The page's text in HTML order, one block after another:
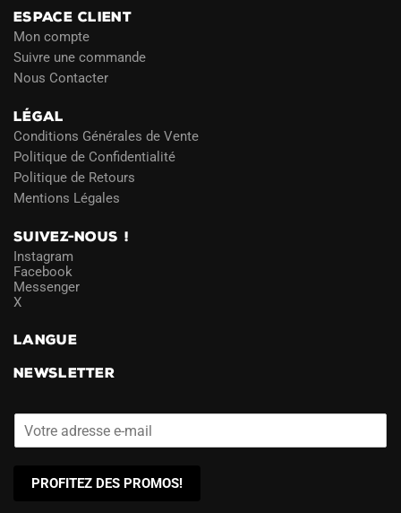
ESPACE CLIENT
Mon compte
Suivre une commande
Nous Contacter
LÉGAL
Conditions Générales de Vente
Politique de Confidentialité
Politique de Retours
Mentions Légales
SUIVEZ-NOUS !
Instagram
Facebook
Messenger
X
LANGUE
NEWSLETTER
PROFITEZ DES PROMOS!